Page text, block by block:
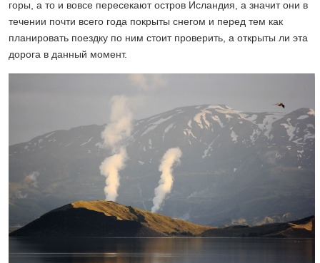
горы, а то и вовсе пересекают остров Исландия, а значит они в
течении почти всего года покрыты снегом и перед тем как
планировать поездку по ним стоит проверить, а открыты ли эта
дорога в данный момент.